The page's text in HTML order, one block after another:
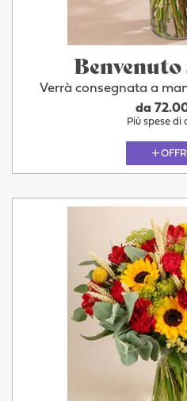
Verrà consegnata a
da
Più spese di